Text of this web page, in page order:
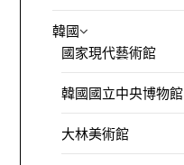
韓國
國家現代藝術館
韓國國立中央博物館
大林美術館